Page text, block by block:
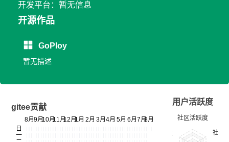
开发平台：暂无信息
开源作品
GoPloy
暂无描述
gitee贡献
用户活跃度